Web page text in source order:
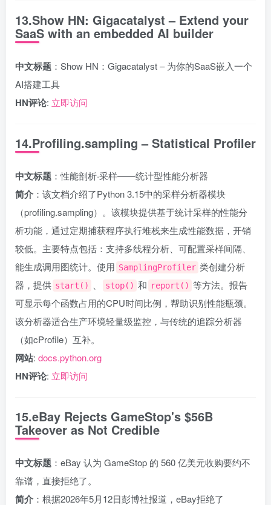
13.Show HN: Gigacatalyst – Extend your
SaaS with an embedded AI builder
中文标题 ：Show HN：Gigacatalyst – 为你的SaaS嵌入一个
AI搭建工具
HN评论: 立即访问
14.Profiling.sampling – Statistical Profiler
中文标题 ：性能剖析·采样——统计型性能分析器
简介 ：该文档介绍了Python 3.15中的采样分析器模块
（profiling.sampling）。该模块提供基于统计采样的性能分
析功能，通过定期捕获程序执行堆栈来生成性能数据，开销
较低。主要特点包括：支持多线程分析、可配置采样间隔、
能生成调用图统计。使用 SamplingProfiler 类创建分析
器，提供 start() stop() 和 report() 等方法。报告
可显示每个函数占用的CPU时间比例，帮助识别性能瓶颈。
该分析器适合生产环境轻量级监控，与传统的追踪分析器
（如cProfile）互补。
网站: docs.python.org
HN评论: 立即访问
15.eBay Rejects GameStop's $56B
Takeover as Not Credible
中文标题 ：eBay 认为 GameStop 的 560 亿美元收购要约不
靠谱，直接拒绝了。
简介 ：根据2026年5月12日彭博社报道，eBay拒绝了